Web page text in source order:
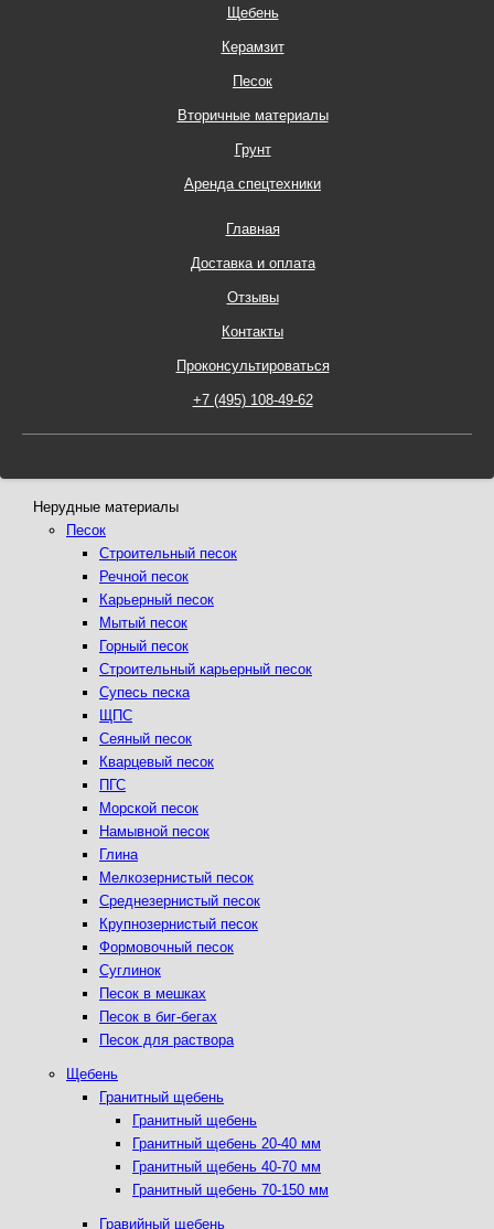
Щебень
Керамзит
Песок
Вторичные материалы
Грунт
Аренда спецтехники
Главная
Доставка и оплата
Отзывы
Контакты
Проконсультироваться
Нерудные материалы
Песок
Строительный песок
Речной песок
Карьерный песок
Мытый песок
Горный песок
Строительный карьерный песок
Супесь песка
ЩПС
Сеяный песок
Кварцевый песок
ПГС
Морской песок
Намывной песок
Глина
Мелкозернистый песок
Среднезернистый песок
Крупнозернистый песок
Формовочный песок
Суглинок
Песок в мешках
Песок в биг-бегах
Песок для раствора
Щебень
Гранитный щебень
Гранитный щебень
Гранитный щебень 20-40 мм
Гранитный щебень 40-70 мм
Гранитный щебень 70-150 мм
Гравийный щебень